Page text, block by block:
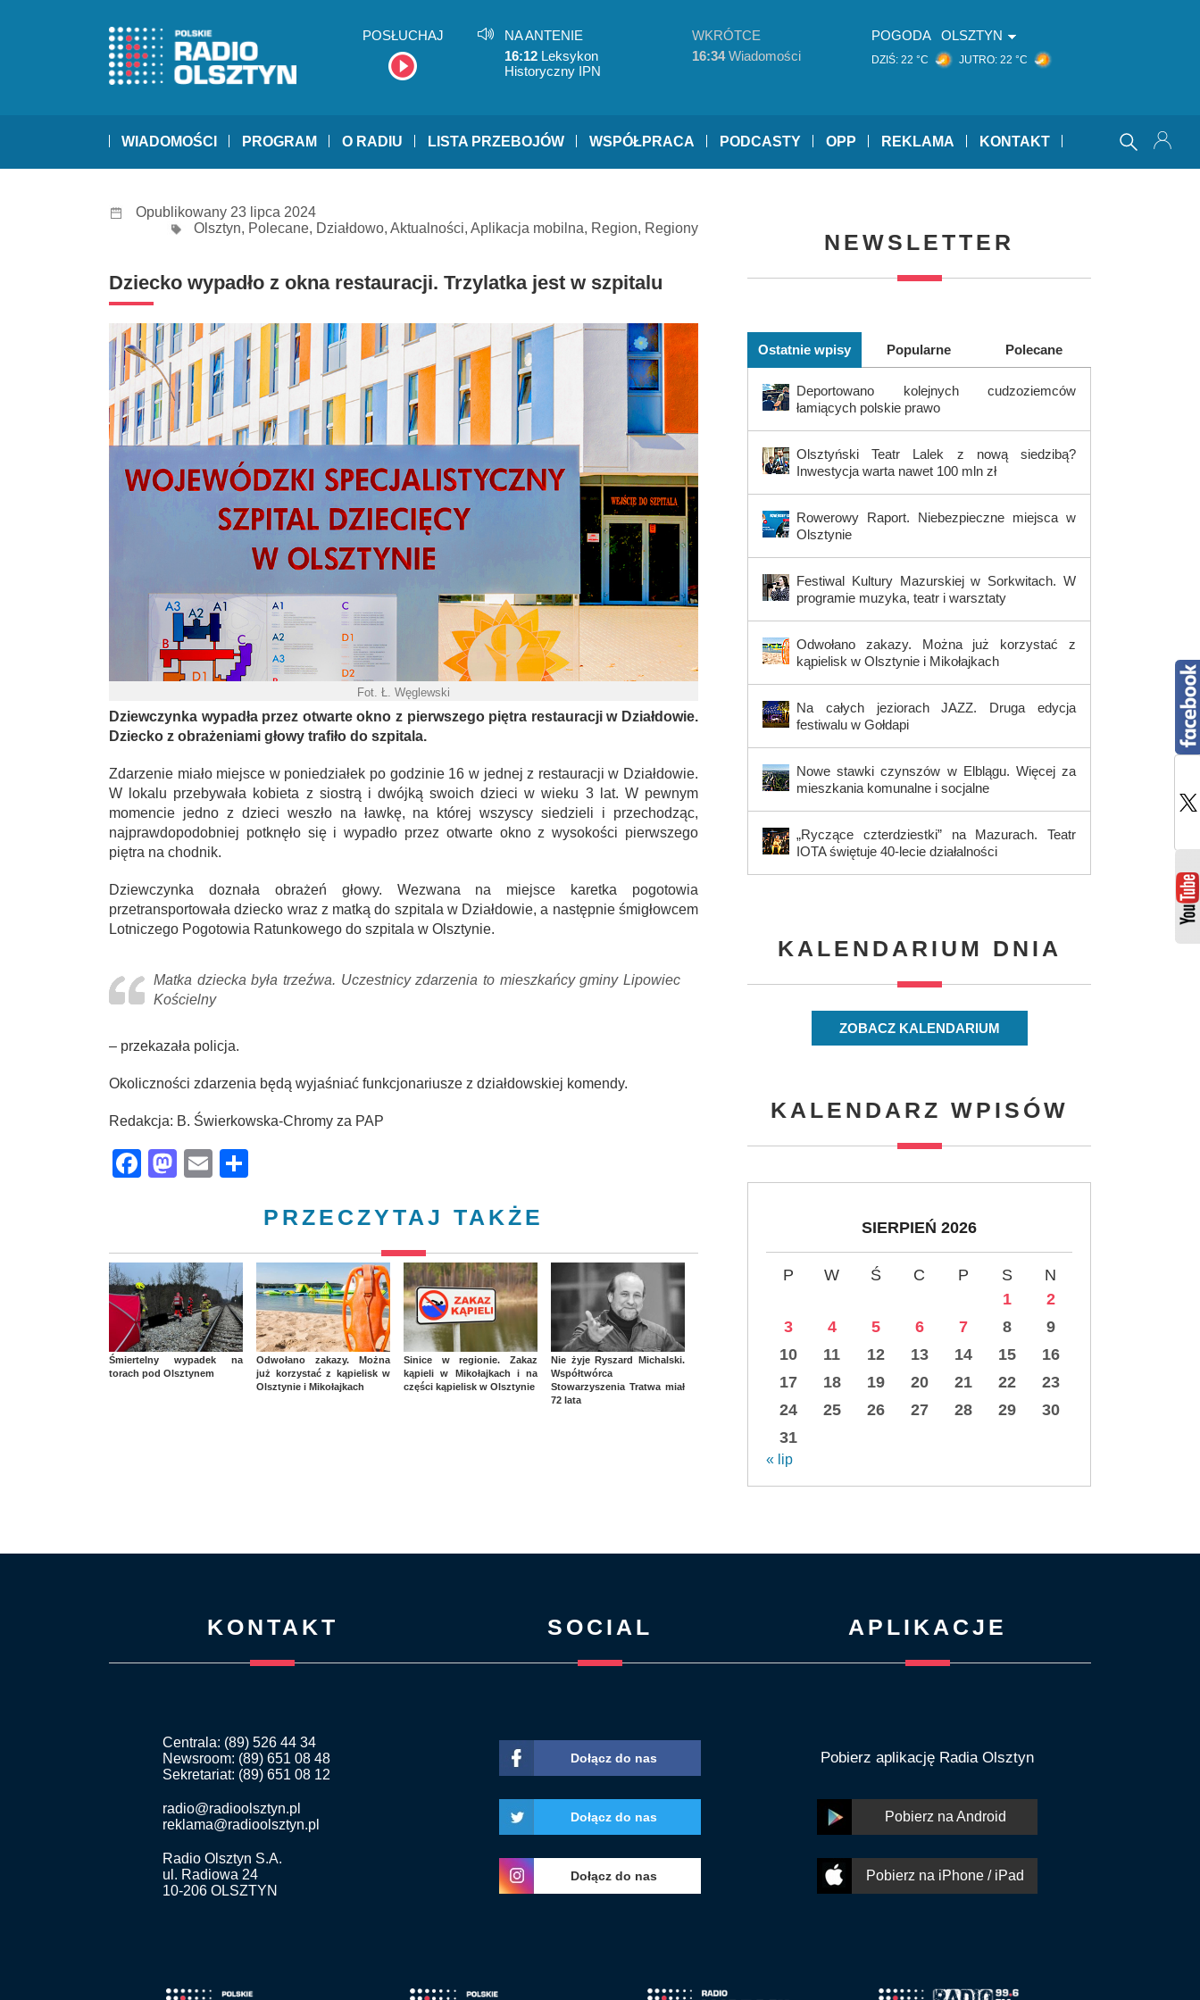
POSŁUCHAJ
NA ANTENIE
16:12 Leksykon
Historyczny IPN
WKRÓTCE
16:34Wiadomości
POGODA OLSZTYN
DZIŚ: 22 °C JUTRO: 22 °C
WIADOMOŚCI PROGRAM O RADIU LISTA PRZEBOJÓW WSPÓŁPRACA PODCASTY OPP REKLAMA KONTAKT
Opublikowany 23 lipca 2024
Olsztyn, Polecane, Działdowo, Aktualności, Aplikacja mobilna, Region, Regiony
Dziecko wypadło z okna restauracji. Trzylatka jest w szpitalu
Fot. Ł. Węglewski
Dziewczynka wypadła przez otwarte okno z pierwszego piętra restauracji w Działdowie.
Dziecko z obrażeniami głowy trafiło do szpitala.
Zdarzenie miało miejsce w poniedziałek po godzinie 16 w jednej z restauracji w Działdowie.
W lokalu przebywała kobieta z siostrą i dwójką swoich dzieci w wieku 3 lat. W pewnym
momencie jedno z dzieci weszło na ławkę, na której wszyscy siedzieli i przechodząc,
najprawdopodobniej potknęło się i wypadło przez otwarte okno z wysokości pierwszego
piętra na chodnik.
Dziewczynka doznała obrażeń głowy. Wezwana na miejsce karetka pogotowia
przetransportowała dziecko wraz z matką do szpitala w Działdowie, a następnie śmigłowcem
Lotniczego Pogotowia Ratunkowego do szpitala w Olsztynie.
Matka dziecka była trzeźwa. Uczestnicy zdarzenia to mieszkańcy gminy Lipowiec
Kościelny
– przekazała policja.
Okoliczności zdarzenia będą wyjaśniać funkcjonariusze z działdowskiej komendy.
Redakcja: B. Świerkowska-Chromy za PAP
Facebook
Mastodon
Email
PRZECZYTAJ TAKŻE
Śmiertelny wypadek na
torach pod Olsztynem
Odwołano zakazy. Można
już korzystać z kąpielisk w
Olsztynie i Mikołajkach
Sinice w regionie. Zakaz
kąpieli w Mikołajkach i na
części kąpielisk w Olsztynie
Nie żyje Ryszard Michalski.
Współtwórca
Stowarzyszenia Tratwa miał
72 lata
NEWSLETTER
Ostatnie wpisy Popularne Polecane
Deportowano kolejnych cudzoziemców
łamiących polskie prawo
Olsztyński Teatr Lalek z nową siedzibą?
Inwestycja warta nawet 100 mln zł
Rowerowy Raport. Niebezpieczne miejsca w
Olsztynie
Festiwal Kultury Mazurskiej w Sorkwitach. W
programie muzyka, teatr i warsztaty
Odwołano zakazy. Można już korzystać z
kąpielisk w Olsztynie i Mikołajkach
Na całych jeziorach JAZZ. Druga edycja
festiwalu w Gołdapi
Nowe stawki czynszów w Elblągu. Więcej za
mieszkania komunalne i socjalne
„Ryczące czterdziestki” na Mazurach. Teatr
IOTA świętuje 40-lecie działalności
KALENDARIUM DNIA
ZOBACZ KALENDARIUM
KALENDARZ WPISÓW
SIERPIEŃ 2026
P W Ś C P S
N
1
2
3
4 5 6 7 8
9
10
11 12 13 14 15
16
17
18 19 20 21 22
23
24
25 26 27 28 29
30
31
« lip
KONTAKT
Centrala: (89) 526 44 34
Newsroom: (89) 651 08 48
Sekretariat: (89) 651 08 12
radio@radioolsztyn.pl
reklama@radioolsztyn.pl
Radio Olsztyn S.A.
ul. Radiowa 24
10-206 OLSZTYN
SOCIAL
Dołącz do nas
Dołącz do nas
Dołącz do nas
APLIKACJE
Pobierz aplikację Radia Olsztyn
Pobierz na Android
Pobierz na iPhone / iPad